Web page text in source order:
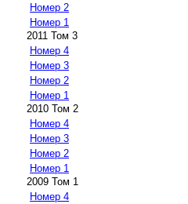
Номер 2
Номер 1
2011 Том 3
Номер 4
Номер 3
Номер 2
Номер 1
2010 Том 2
Номер 4
Номер 3
Номер 2
Номер 1
2009 Том 1
Номер 4